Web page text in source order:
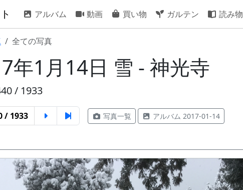
アルバム 動画 買い物 ガルテン 読み物
全ての写真
年1月14日 雪 - 神光寺
/ 1933
/ 1933 写真一覧 アルバム 2017-01-14